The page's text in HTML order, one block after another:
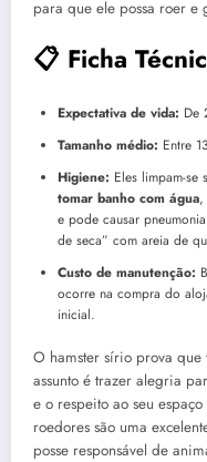
para que ele possa roer e
📋 Ficha
Expectativa de vida: De
Tamanho médio: Entre
Higiene: Eles limpam-
tomar banho com água,
e pode causar
de seca” com areia de
Custo de manutenção:
ocorre na compra do
inicial.
O hamster sírio prova que
assunto é trazer alegria
e o respeito ao seu
roedores são uma
posse responsável de